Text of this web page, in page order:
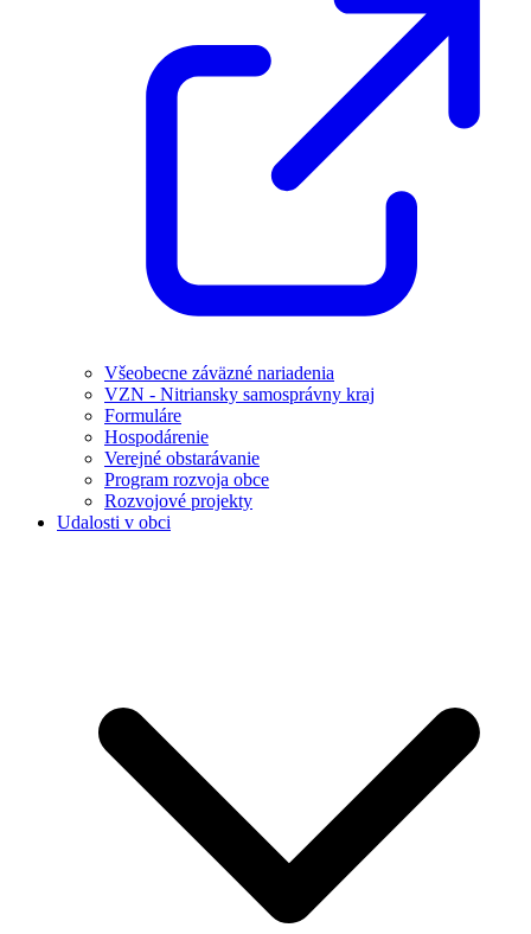
Všeobecne záväzné nariadenia
VZN - Nitriansky samosprávny kraj
Formuláre
Hospodárenie
Verejné obstarávanie
Program rozvoja obce
Rozvojové projekty
Udalosti v obci